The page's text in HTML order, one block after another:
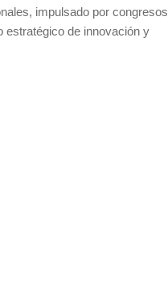
impulsado por congresos
estratégico de innovación y